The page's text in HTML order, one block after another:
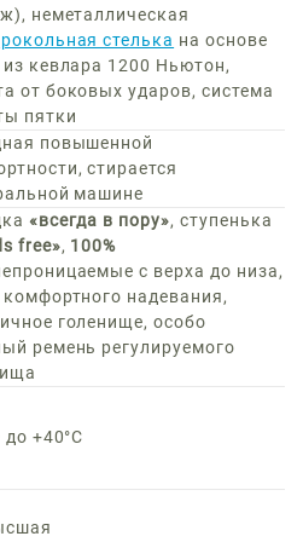
неметаллическая
стелька на основе
из кевлара 1200 Ньютон,
от боковых ударов, система
пятки
повышенной
стирается
машине
«всегда в пору», ступенька
free», 100%
с верха до низа,
комфортного надевания,
голенище, особо
ремень регулируемого
+40°C